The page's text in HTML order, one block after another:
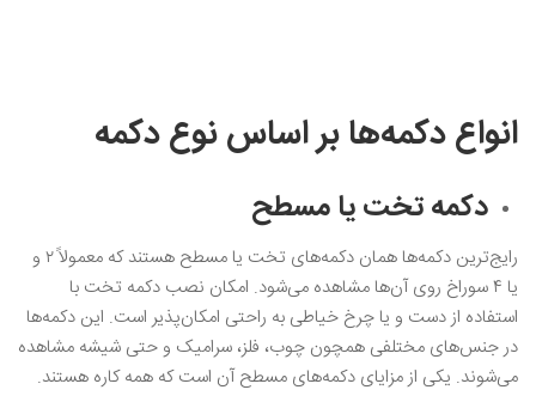
انواع دکمه‌ها بر اساس نوع دکمه
دکمه تخت یا مسطح
رایج‌ترین دکمه‌ها همان دکمه‌های تخت یا مسطح هستند که معمولاً ۲ و
یا ۴ سوراخ روی آن‌ها مشاهده می‌شود. امکان نصب دکمه تخت با
استفاده از دست و یا چرخ خیاطی به راحتی امکان‌پذیر است. این دکمه‌ها
در جنس‌های مختلفی همچون چوب، فلز، سرامیک و حتی شیشه مشاهده
می‌شوند. یکی از مزایای دکمه‌های مسطح آن است که همه کاره هستند.